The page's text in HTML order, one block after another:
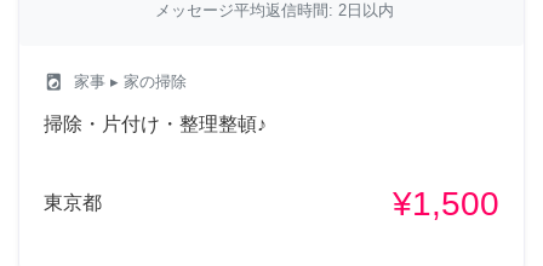
メッセージ平均返信時間: 2日以内
local_laundry_service 家事 ▸ 家の掃除
掃除・片付け・整理整頓♪
東京都 ¥1,500